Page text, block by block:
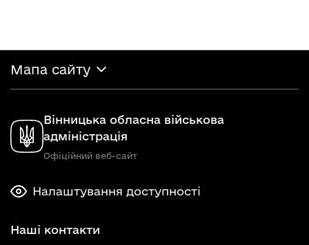
Мапа сайту
Вінницька обласна військова
адміністрація
Офіційний веб-сайт
Налаштування доступності
Наші контакти